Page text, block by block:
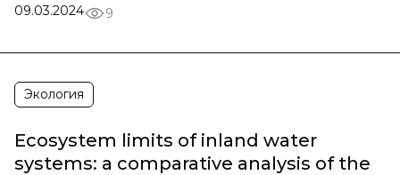
09.03.2024
9
Экология
Ecosystem limits of inland water
systems: a comparative analysis of the